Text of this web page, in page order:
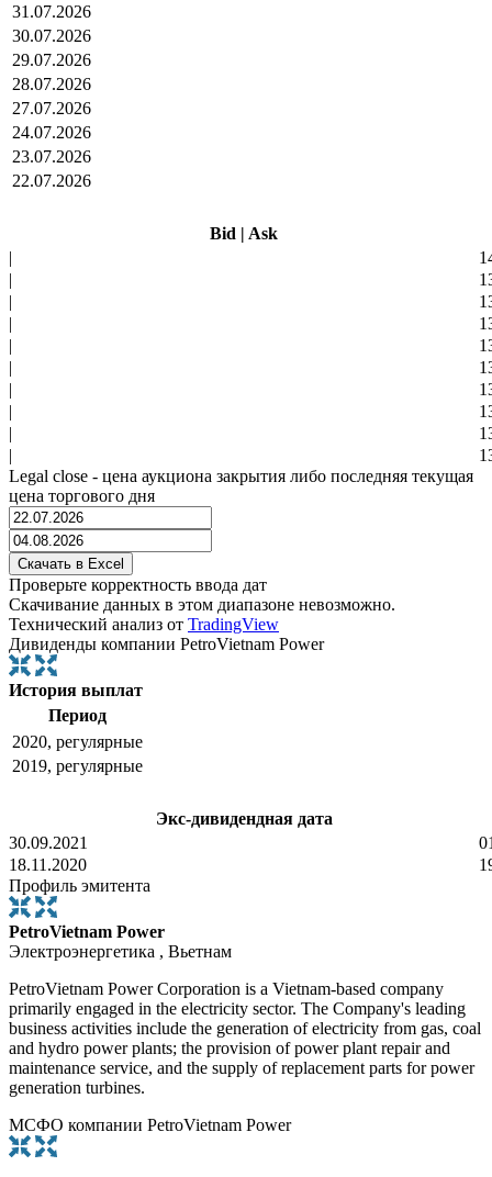
31.07.2026
30.07.2026
29.07.2026
28.07.2026
27.07.2026
24.07.2026
23.07.2026
22.07.2026
Bid | Ask
|
|
|
|
|
|
|
|
|
|
Legal close - цена аукциона закрытия либо последняя текущая
цена торгового дня
Проверьте корректность ввода дат
Скачивание данных в этом диапазоне невозможно.
Технический анализ от TradingView
Дивиденды компании PetroVietnam Power
История выплат
Период
2020, регулярные
2019, регулярные
Экс-дивидендная дата
30.09.2021
18.11.2020
Профиль эмитента
PetroVietnam Power
Электроэнергетика , Вьетнам
PetroVietnam Power Corporation is a Vietnam-based company
primarily engaged in the electricity sector. The Company's leading
business activities include the generation of electricity from gas, coal
and hydro power plants; the provision of power plant repair and
maintenance service, and the supply of replacement parts for power
generation turbines.
МСФО компании PetroVietnam Power